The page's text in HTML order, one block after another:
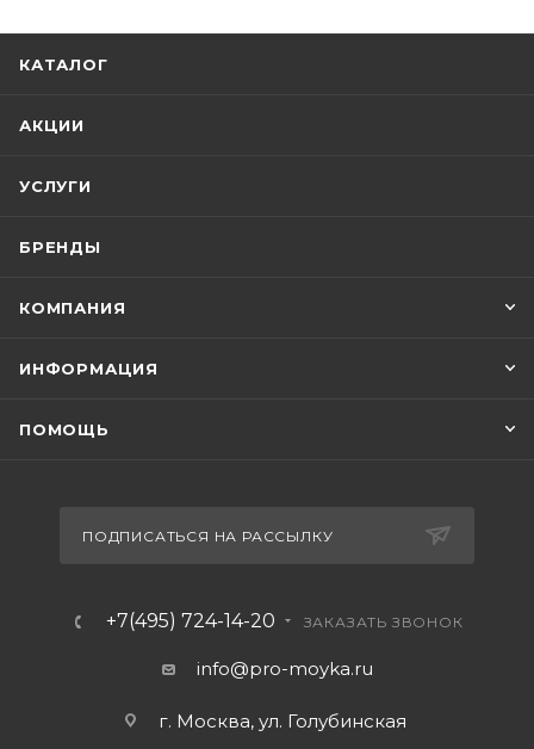
КАТАЛОГ
АКЦИИ
УСЛУГИ
БРЕНДЫ
КОМПАНИЯ
ИНФОРМАЦИЯ
ПОМОЩЬ
ПОДПИСАТЬСЯ НА РАССЫЛКУ
+7(495) 724-14-20 ЗАКАЗАТЬ ЗВОНОК
info@pro-moyka.ru
г. Москва, ул. Голубинская